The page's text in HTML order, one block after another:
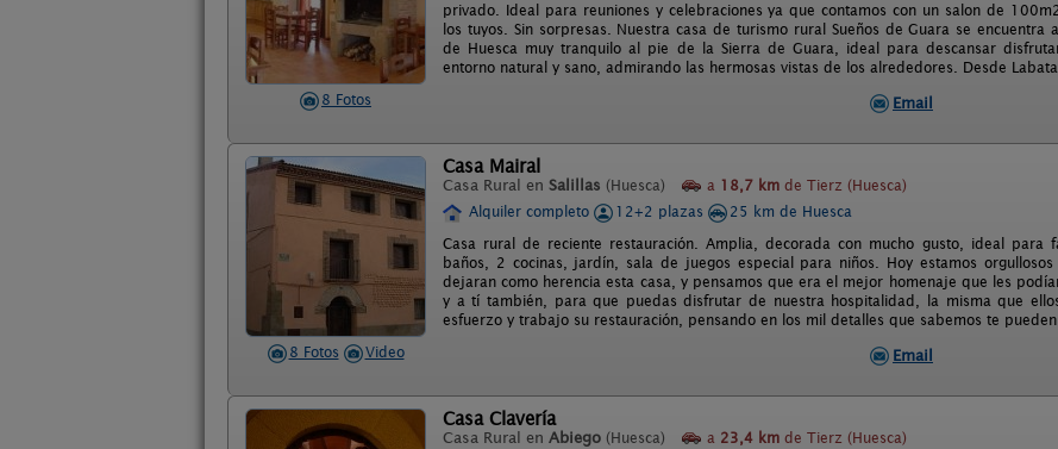
8 Fotos
privado. Ideal para reuniones y celebraciones ya que contamos con un salon de
los tuyos. Sin sorpresas. Nuestra casa de turismo rural Sueños de Guara se
de Huesca muy tranquilo al pie de la Sierra de Guara, ideal para descansar
entorno natural y sano, admirando las hermosas vistas de los alrededores. Desde
Email
8 Fotos Video
Casa Mairal
Casa Rural en Salillas (Huesca) a 18,7 km de Tierz (Huesca)
Alquiler completo
12+2 plazas
25 km de Huesca
Casa rural de reciente restauración. Amplia, decorada con mucho gusto, ideal para
baños, 2 cocinas, jardín, sala de juegos especial para niños. Hoy estamos
dejaran como herencia esta casa, y pensamos que era el mejor homenaje que les
y a tí también, para que puedas disfrutar de nuestra hospitalidad, la misma que
esfuerzo y trabajo su restauración, pensando en los mil detalles que sabemos te pueden
Email
Casa Clavería
Casa Rural en Abiego (Huesca) a 23,4 km de Tierz (Huesca)